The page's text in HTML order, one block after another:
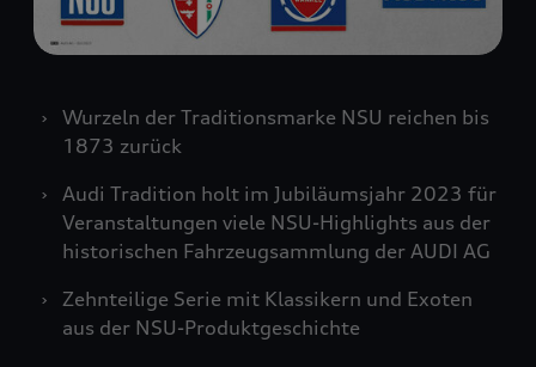
Wurzeln der Traditionsmarke NSU reichen bis
1873 zurück
Audi Tradition holt im Jubiläumsjahr 2023 für
Veranstaltungen viele NSU-Highlights aus der
historischen Fahrzeugsammlung der AUDI AG
Zehnteilige Serie mit Klassikern und Exoten
aus der NSU-Produktgeschichte